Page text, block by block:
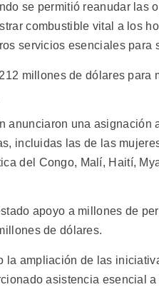
se permitió reanudar las
combustible vital a los
servicios esenciales para
millones de dólares
anunciaron una
incluidas las de las
del Congo, Malí, Haití,
apoyo a millones de
de dólares.
la ampliación de las
asistencia esencial